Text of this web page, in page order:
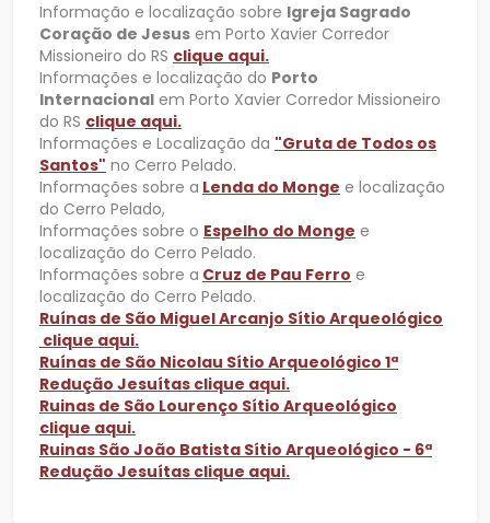
Informação e localização sobre Igreja Sagrado
Coração de Jesus em Porto Xavier Corredor
Missioneiro do RS clique aqui.
Informações e localização do Porto
Internacional em Porto Xavier Corredor Missioneiro
do RS clique aqui.
Informações e Localização da "Gruta de Todos os
Santos" no Cerro Pelado.
Informações sobre a Lenda do Monge e localização
do Cerro Pelado,
Informações sobre o Espelho do Monge e
localização do Cerro Pelado.
Informações sobre a Cruz de Pau Ferro e
localização do Cerro Pelado.
Ruínas de São Miguel Arcanjo Sítio Arqueológico
clique aqui.
Ruínas de São Nicolau Sítio Arqueológico 1ª
Redução Jesuítas clique aqui.
Ruinas de São Lourenço Sítio Arqueológico
clique aqui.
Ruinas São João Batista Sítio Arqueológico - 6ª
Redução Jesuítas clique aqui.